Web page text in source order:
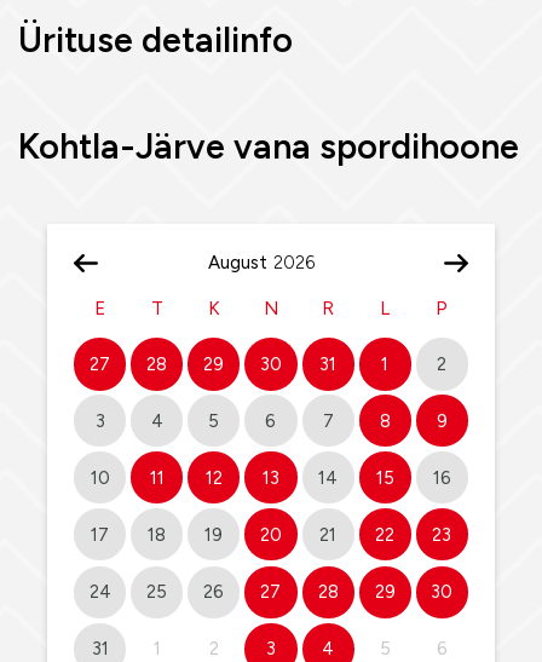
August
E T K N R L P
27 28 29 30 31 1 2
3 4 5 6 7 8 9
10 11 12 13 14 15 16
17 18 19 20 21 22 23
24 25 26 27 28 29 30
31 1 2 3 4 5 6
Ürituse detailinfo
Kohtla-Järve vana spordihoone